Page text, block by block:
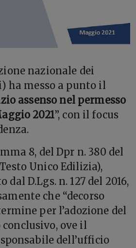
nazionale dei
ha messo a punto il
assenso nel permesso
2021”, con il focus
8, del Dpr n. 380 del
Unico Edilizia),
D.Lgs. n. 127 del 2016,
che “decorso
per l’adozione del
ove il
dell’ufficio